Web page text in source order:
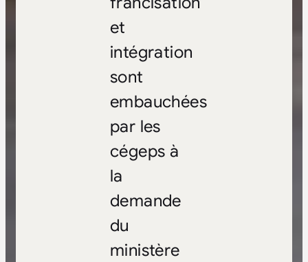
et
intégration
sont
embauchées
par les
cégeps à
la
demande
du
ministère